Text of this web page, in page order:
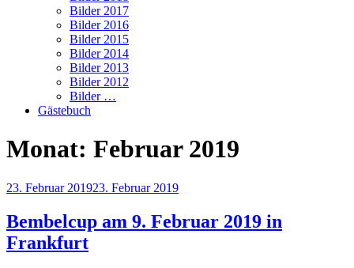
Bilder 2017
Bilder 2016
Bilder 2015
Bilder 2014
Bilder 2013
Bilder 2012
Bilder …
Gästebuch
Monat: Februar 2019
Veröffentlicht
23. Februar 201923. Februar 2019
Bembelcup am 9. Februar 2019 in
Frankfurt